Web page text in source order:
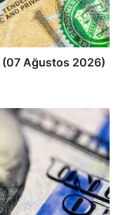
(07 Ağustos 2026)